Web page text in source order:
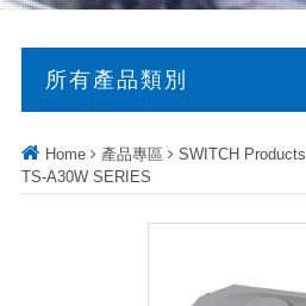
所有產品類別
Home 產品專區 SWITCH Products
TS-A30W SERIES